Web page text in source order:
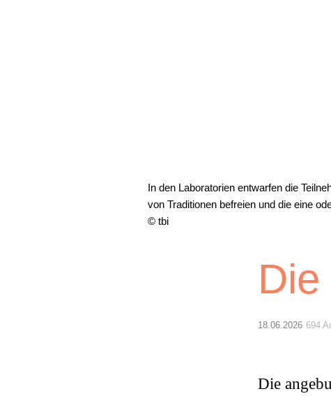
In den Laboratorien entwarfen die
von Traditionen befreien und die eine
© tbi
18.06.2026 694
Die